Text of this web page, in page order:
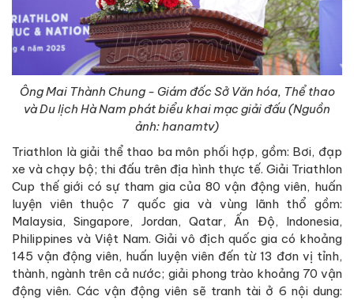
Ông Mai Thành Chung - Giám đốc Sở Văn hóa, Thể thao
và Du lịch Hà Nam phát biểu khai mạc giải đấu (Nguồn
ảnh: hanamtv)
Triathlon là giải thể thao ba môn phối hợp, gồm: Bơi, đạp
xe và chạy bộ; thi đấu trên địa hình thực tế. Giải Triathlon
Cup thế giới có sự tham gia của 80 vận động viên, huấn
luyện viên thuộc 7 quốc gia và vùng lãnh thổ gồm:
Malaysia, Singapore, Jordan, Qatar, Ấn Độ, Indonesia,
Philippines và Việt Nam. Giải vô địch quốc gia có khoảng
145 vận động viên, huấn luyện viên đến từ 13 đơn vị tỉnh,
thành, ngành trên cả nước; giải phong trào khoảng 70 vận
động viên. Các vận động viên sẽ tranh tài ở 6 nội dung: